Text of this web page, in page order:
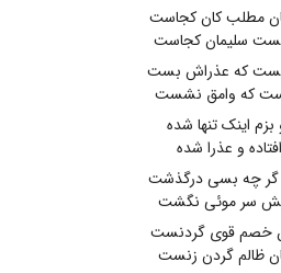
مطلب کان کجاست
سلیمان کجاست
که عذراش بست
که وامق نشست
اینک تنها شده
و عذرا شده
گر چه بسی درگذشت
سر موئی نگشت
خصم قوی گردنست
ظالم گردن زنست